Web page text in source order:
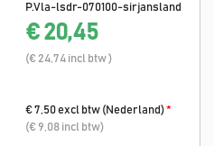
P.Vla-lsdr-070100-sirjansland
€ 20,45
(€ 24,74 incl btw )
€ 7,50 excl btw (Nederland)*
(€ 9,08 incl btw)